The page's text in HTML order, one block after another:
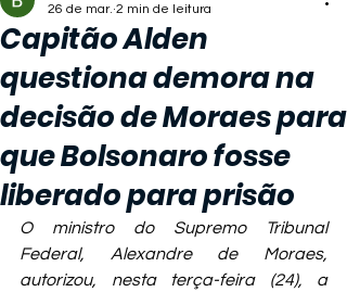
Capitão Alden
questiona demora na
decisão de Moraes para
que Bolsonaro fosse
liberado para prisão
26 de mar. 2 min de leitura
O ministro do Supremo Tribunal
Federal, Alexandre de Moraes,
autorizou, nesta terça-feira (24), a